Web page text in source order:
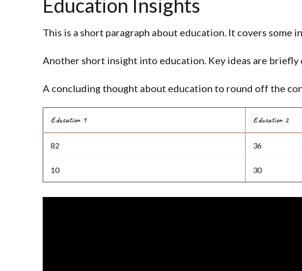
Education Insights
This is a short paragraph about education. It covers some
Another short insight into education. Key ideas are briefly
A concluding thought about education to round off the
Education 1 Education 2
82 36
10 30